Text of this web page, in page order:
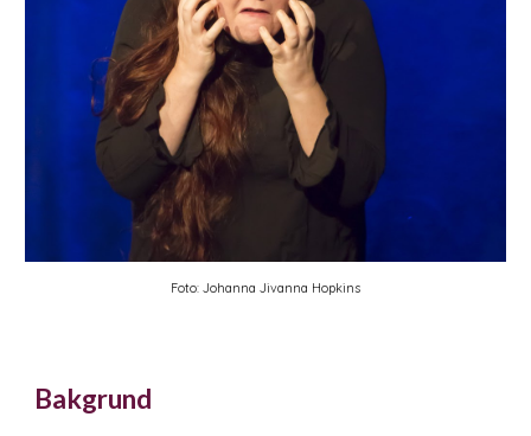
Foto: Johanna Jivanna Hopkins
Bakgrund